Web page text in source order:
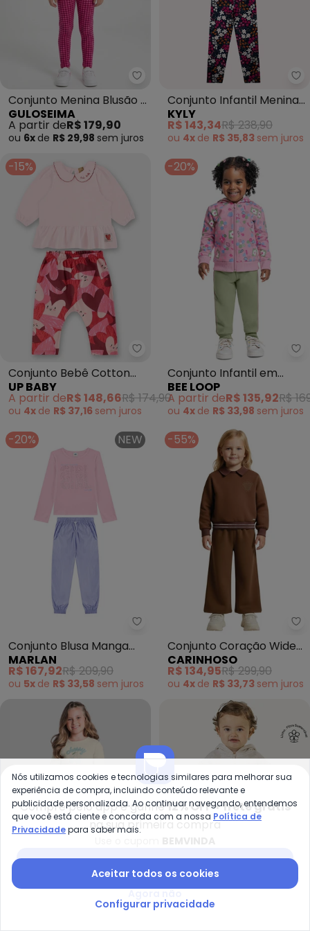
Guloseima - Conjunto Menina
Conjunto Menina Blusão e
Legging Rosa
GULOSEIMA
A partir deR$ 179,90
ou 6x de R$ 29,98 sem juros
Conjunto Infantil Menina
Borboleta (Pink)
KYLY
R$ 143,34R$ 238,90
ou 4x de R$ 35,83 sem juros
-15%
Up Baby - Conjunto Bebê
Conjunto Bebê Cotton
Rosa
UP BABY
A partir deR$ 148,66R$ 174,90
ou 4x de R$ 37,16 sem juros
-20%
Conjunto Infantil em
Moletom Floral Rosa
BEE LOOP
A partir deR$ 135,92R$
ou 4x de R$ 33,98 sem juros
-20% NEW
Marlan - Conjunto Blusa
Conjunto Blusa Manga
Longa e Calça (Rosa)
MARLAN
R$ 167,92R$ 209,90
ou 5x de R$ 33,58 sem juros
-55%
Conjunto Coração Wide
Leg (Marrom)
CARINHOSO
R$ 134,95R$ 299,90
ou 4x de R$ 33,73 sem juros
Brandili - Conjunto Infantil
Compre pelo app e ganhe12% OFF + frete grátis
na sua primeira compra
Nós utilizamos cookies e tecnologias similares para melhorar sua
experiência de compra, incluindo conteúdo relevante e
publicidade personalizada. Ao continuar navegando, entendemos
que você está ciente e concorda com a nossa Política de
Privacidadepara saber mais.
Aceitar todos os cookies
Configurar privacidade